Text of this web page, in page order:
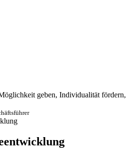
geben, Individualität fördern,